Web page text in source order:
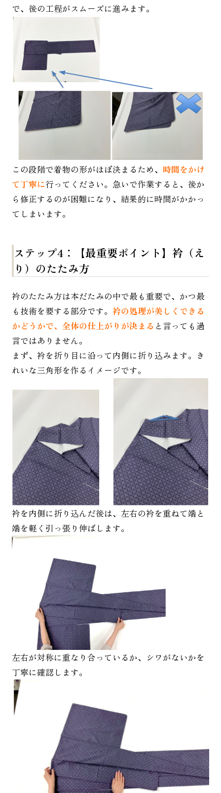
店舗情報
採用情報
で、後の工程がスムーズに進みます。
この段階で着物の形がほぼ決まるため、 時間をかけ
て丁寧に行ってください。急いで作業すると、後か
ら修正するのが困難になり、結果的に時間がかかっ
てしまいます。
ステップ4：【最重要ポイント】衿（え
り）のたたみ方
衿のたたみ方は本だたみの中で最も重要で、かつ最
も技術を要する部分です。 衿の処理が美しくできる
かどうかで、全体の仕上がりが決まる と言っても過
言ではありません。
まず、衿を折り目に沿って内側に折り込みます。き
れいな三角形を作るイメージです。
衿を内側に折り込んだ後は、左右の衿を重ねて端と
端を軽く引っ張り伸ばします。
左右が対称に重なり合っているか、シワがないかを
丁寧に確認します。